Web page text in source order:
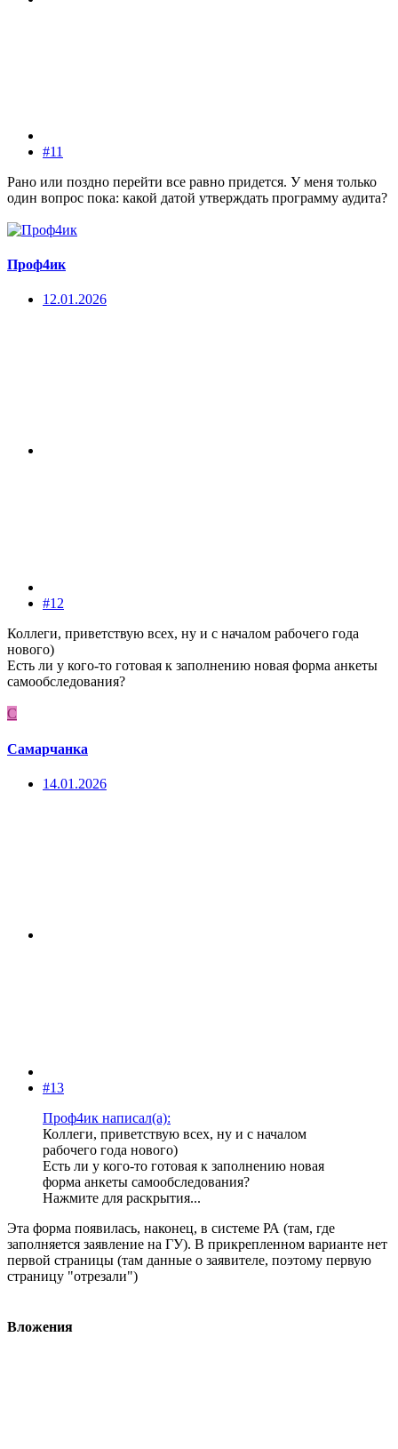
#11
Рано или поздно перейти все равно придется. У меня только
один вопрос пока: какой датой утверждать программу аудита?
Проф4ик
12.01.2026
#12
Коллеги, приветствую всех, ну и с началом рабочего года
нового)
Есть ли у кого-то готовая к заполнению новая форма анкеты
самообследования?
С
Самарчанка
14.01.2026
#13
Проф4ик написал(а):
Коллеги, приветствую всех, ну и с началом
рабочего года нового)
Есть ли у кого-то готовая к заполнению новая
форма анкеты самообследования?
Нажмите для раскрытия...
Эта форма появилась, наконец, в системе РА (там, где
заполняется заявление на ГУ). В прикрепленном варианте нет
первой страницы (там данные о заявителе, поэтому первую
страницу "отрезали")
Вложения